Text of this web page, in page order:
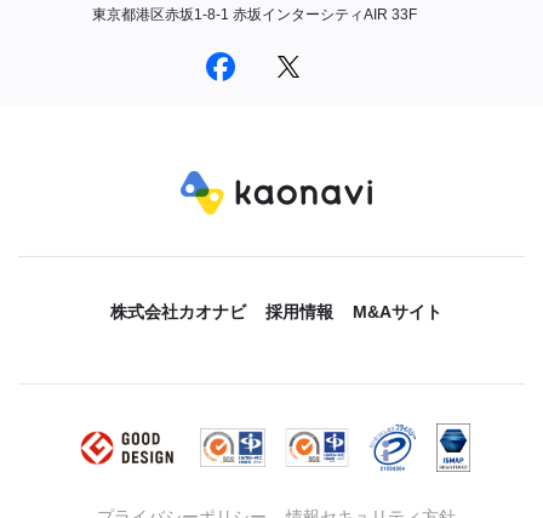
東京都港区赤坂1-8-1 赤坂インターシティAIR 33F
株式会社カオナビ 採用情報 M&Aサイト